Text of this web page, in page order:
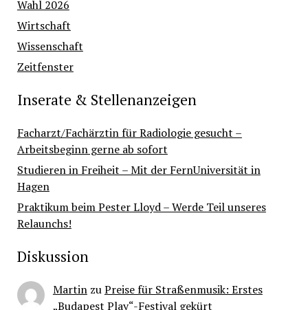
Wahl 2026
Wirtschaft
Wissenschaft
Zeitfenster
Inserate & Stellenanzeigen
Facharzt/Fachärztin für Radiologie gesucht –
Arbeitsbeginn gerne ab sofort
Studieren in Freiheit – Mit der FernUniversität in
Hagen
Praktikum beim Pester Lloyd – Werde Teil unseres
Relaunchs!
Diskussion
MartinzuPreise für Straßenmusik: Erstes
„Budapest Play“-Festival gekürt